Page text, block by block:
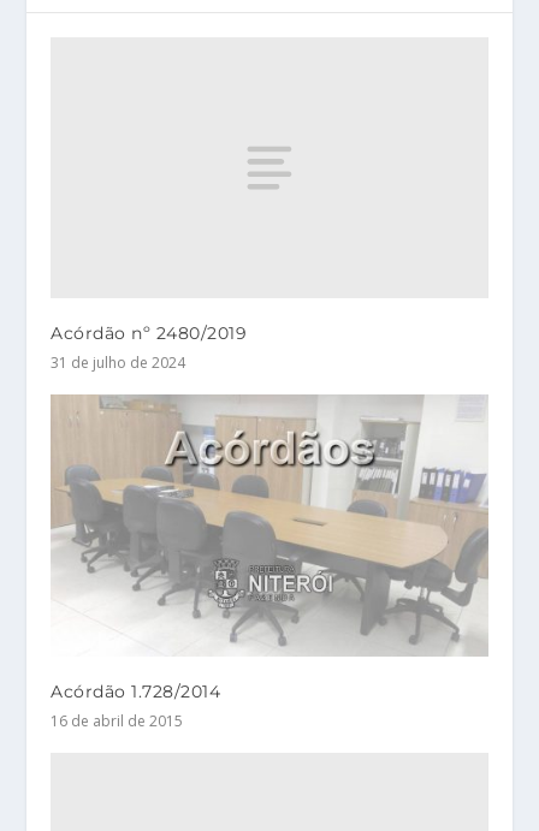
Acórdão nº 2480/2019
31 de julho de 2024
Acórdão 1.728/2014
16 de abril de 2015